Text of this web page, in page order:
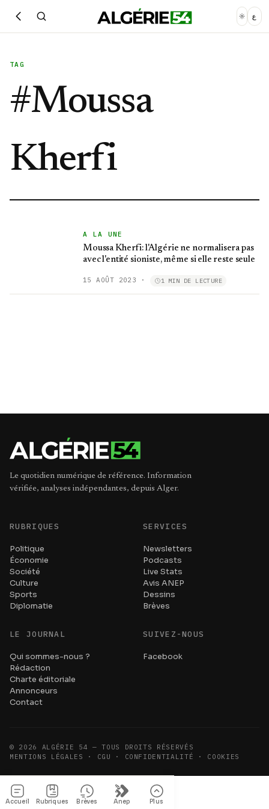
ع
TAG
#Moussa
Kherfi
A LA UNE
Moussa Kherfi: l'Algérie ne normalisera pas
avec l'entité sioniste, même si elle reste seule
15 AOÛT 2023 · 1 MIN DE LECTURE
Le quotidien numérique de référence. Information
vérifiée, analyses indépendantes, depuis Alger.
RUBRIQUES
Politique
Économie
Société
Culture
Sports
Diplomatie
SERVICES
Newsletters
Podcasts
Live Stats
Avis ANEP
Dessins
Brèves
LE JOURNAL
Qui sommes-nous ?
Rédaction
Charte éditoriale
Annonceurs
Contact
SUIVEZ-NOUS
Facebook
© 2026
ALGÉRIE 54 — TOUS DROITS RÉSERVÉS
MENTIONS LÉGALES · CGU · CONFIDENTIALITÉ · COOKIES
Accueil Rubriques Brèves Anep Plus